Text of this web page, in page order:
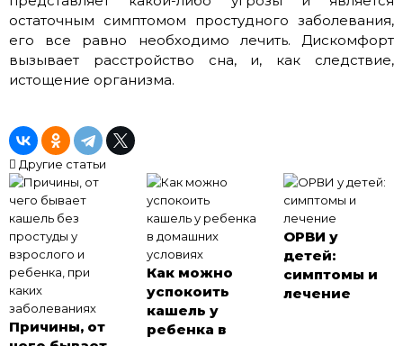
остаточным симптомом простудного заболевания,
его все равно необходимо лечить. Дискомфорт
вызывает расстройство сна, и, как следствие,
истощение организма.
Другие статьи
Причины, от
Как можно
успокоить
кашель у
ребенка в
ОРВИ у
детей:
симптомы и
лечение